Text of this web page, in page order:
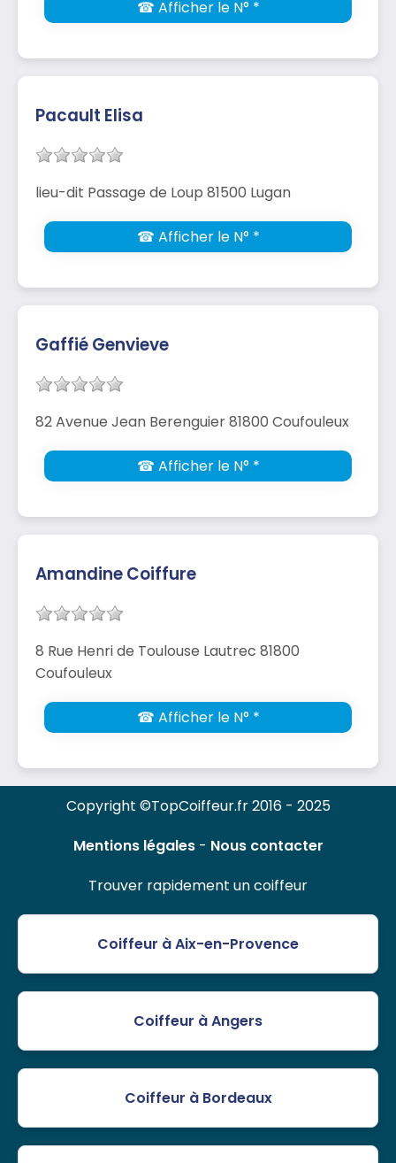
☎ Afficher le N° *
Pacault Elisa
lieu-dit Passage de Loup 81500 Lugan
☎ Afficher le N° *
Gaffié Genvieve
82 Avenue Jean Berenguier 81800 Coufouleux
☎ Afficher le N° *
Amandine Coiffure
8 Rue Henri de Toulouse Lautrec 81800
Coufouleux
☎ Afficher le N° *
Copyright ©TopCoiffeur.fr 2016 - 2025
Mentions légales- Nous contacter
Trouver rapidement un coiffeur
Coiffeur à Aix-en-Provence
Coiffeur à Angers
Coiffeur à Bordeaux